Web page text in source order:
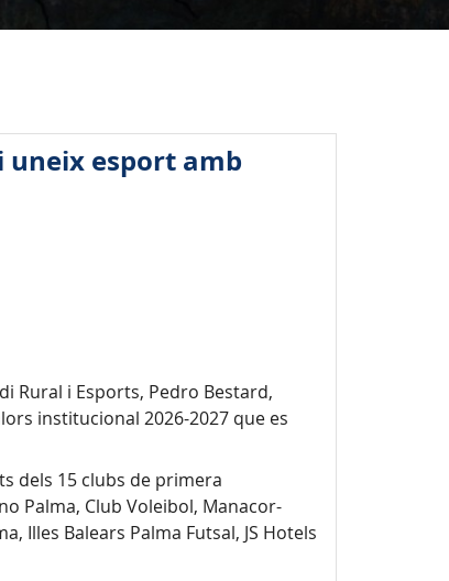
uneix esport amb
Rural i Esports, Pedro Bestard,
institucional 2026-2027 que es
dels 15 clubs de primera
Palma, Club Voleibol, Manacor-
Illes Balears Palma Futsal, JS Hotels